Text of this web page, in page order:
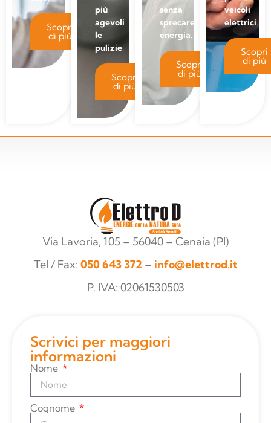
Scopri
di più
più
agevoli
le
pulizie.
Scopri
di più
senza
sprecare
energia.
Scopri
di più
veicoli
elettrici.
Scopri
di più
Via Lavoria, 105 – 56040 – Cenaia (PI)
Tel / Fax: 050 643 372 – info@elettrod.it
P. IVA: 02061530503
Scrivici per maggiori
informazioni
Nome
Cognome